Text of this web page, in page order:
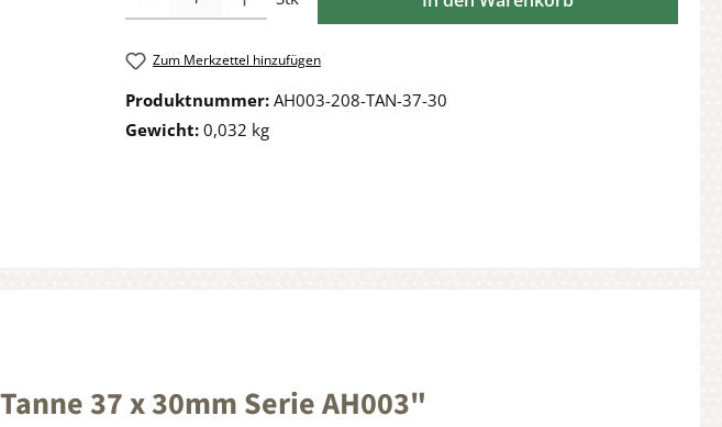
Zum Merkzettel hinzufügen
Produktnummer: AH003-208-TAN-37-30
Gewicht: 0,032 kg
37 x 30mm Serie AH003"